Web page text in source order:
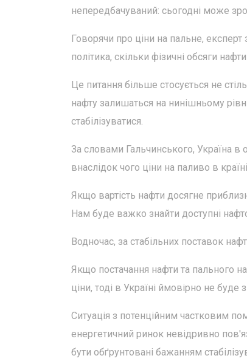
непередбачуваний: сьогодні може
Говорячи про ціни на пальне,
політика, скільки фізичні обсяги
Це питання більше стосується не
нафту залишаться на нинішньому
стабілізуватися.
За словами Гальчинського, Україна в
внаслідок чого ціни на паливо в
Якщо вартість нафти досягне
Нам буде важко знайти доступні
Водночас, за стабільних поставок
Якщо постачання нафти та пального
ціни, тоді в Україні ймовірно не буде
Ситуація з потенційним частковим
енергетичний ринок невідривно
бути обґрунтовані бажанням